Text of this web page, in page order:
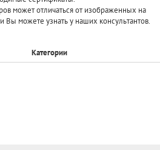
может отличаться от изображенных на
Вы можете узнать у наших консультантов.
Категории